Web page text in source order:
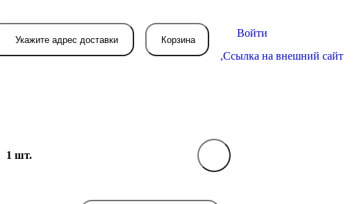
Укажите адрес доставки Корзина
Войти
,Ссылка на внешний сайт
1 шт.